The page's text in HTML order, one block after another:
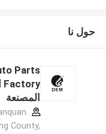
حول نا
Parts
المصنعة
County,